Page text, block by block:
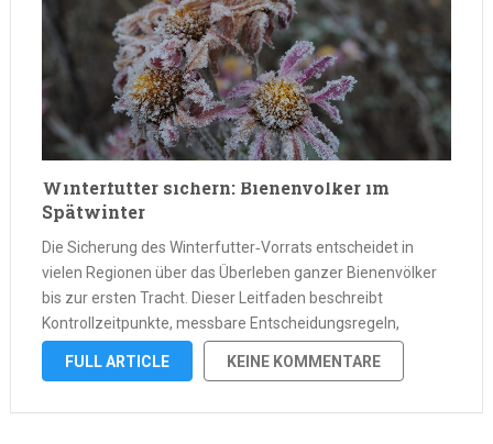
Winterfutter sichern: Bienenvölker im
Spätwinter
Die Sicherung des Winterfutter‑Vorrats entscheidet in
vielen Regionen über das Überleben ganzer Bienenvölker
bis zur ersten Tracht. Dieser Leitfaden beschreibt
Kontrollzeitpunkte, messbare Entscheidungsregeln,
geeignete Futterarten und sichere Füttertechniken sowie
deren praktische Umsetzung vor Ort. Ziel ist eine
FULL ARTICLE KEINE KOMMENTARE